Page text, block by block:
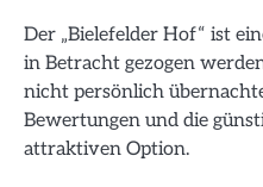
Der „Bielefelder Hof“ ist
in Betracht gezogen
nicht persönlich
Bewertungen und die
attraktiven Option.